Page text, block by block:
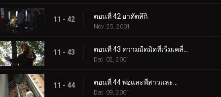
11 - 42 ตอนที่ 42 อาคัตสึกิ
Nov. 25, 2001
11 - 43
Dec. 02, 2001
11 - 44 ตอนที่ 44 พ่อและพี่สาวและ...
Dec. 09, 2001